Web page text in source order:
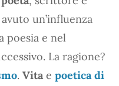
un’influenza
poesia e nel
La ragione?
. Vita e poetica di